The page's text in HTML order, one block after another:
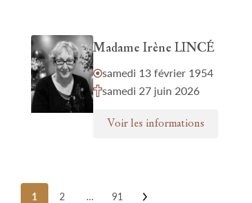
Madame Irène LINCÉ
samedi 13 février 1954
samedi 27 juin 2026
Voir les informations
Posts
1 2 … 91